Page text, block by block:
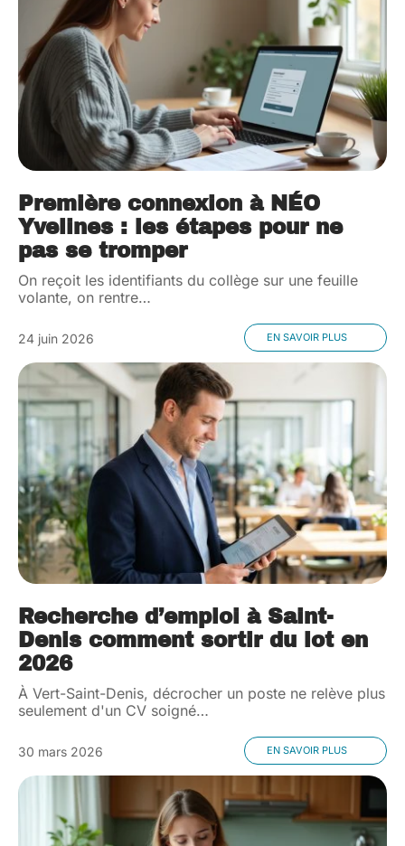
Première connexion à NÉO
Yvelines : les étapes pour ne
pas se tromper
On reçoit les identifiants du collège sur une feuille
volante, on rentre…
24 juin 2026 EN SAVOIR PLUS
Recherche d’emploi à Saint-
Denis comment sortir du lot en
2026
À Vert-Saint-Denis, décrocher un poste ne relève plus
seulement d'un CV soigné…
30 mars 2026 EN SAVOIR PLUS